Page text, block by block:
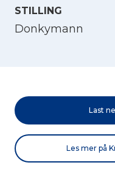
STILLING
Donkymann
Last
Les mer på